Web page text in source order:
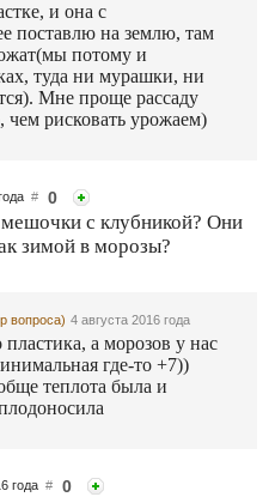
и она с
поставлю на землю, там
потому и
туда ни мурашки, ни
Мне проще рассаду
чем рисковать урожаем)
# 0
мешочки с клубникой? Они
зимой в морозы?
вопроса) 4 августа 2016 года
а морозов у нас
где-то +7))
теплота была и
года # 0